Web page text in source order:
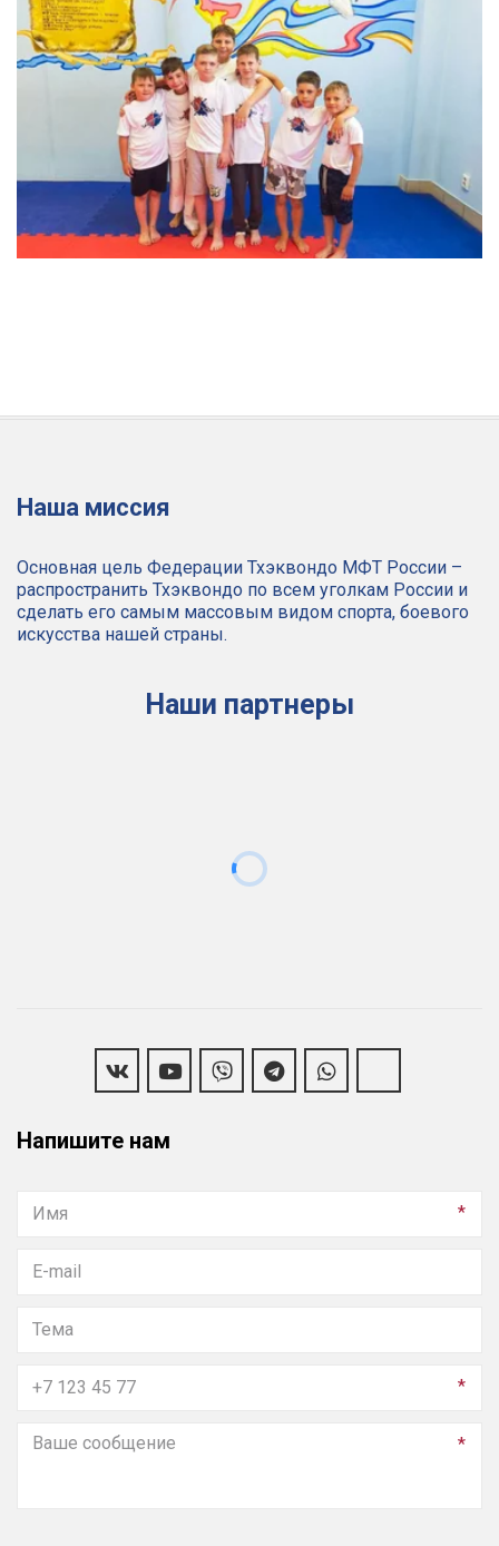
Наша миссия
Основная цель Федерации Тхэквондо МФТ России –
распространить Тхэквондо по всем уголкам России и
сделать его самым массовым видом спорта, боевого
искусства нашей страны.
Наши партнеры
Напишите нам
*
*
*